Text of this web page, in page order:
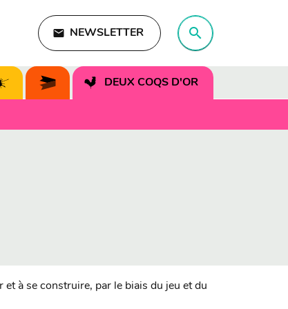
email NEWSLETTER search
DEUX COQS D'OR
search
à se construire, par le biais du jeu et du